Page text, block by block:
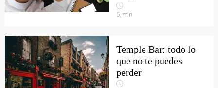
5 min
Temple Bar: todo lo
que no te puedes
perder